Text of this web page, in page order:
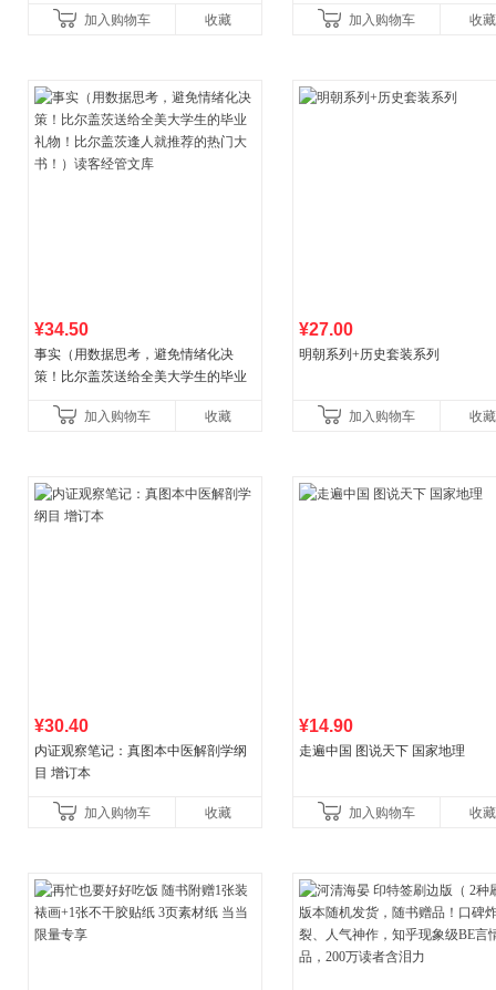
加入购物车 收藏
初中生课外书中国青
加入购物车 收藏
¥34.50
事实（用数据思考，避免情绪化决
策！比尔盖茨送给全美大学生的毕业
书！）读客经管文库
加入购物车 收藏
¥27.00
明朝系列+历史套装系列
加入购物车 收藏
¥30.40
内证观察笔记：真图本中医解剖学纲
目 增订本
加入购物车 收藏
¥14.90
走遍中国 图说天下 国家地理
加入购物车 收藏